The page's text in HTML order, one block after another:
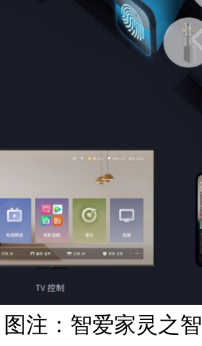
图注：智爱家灵之